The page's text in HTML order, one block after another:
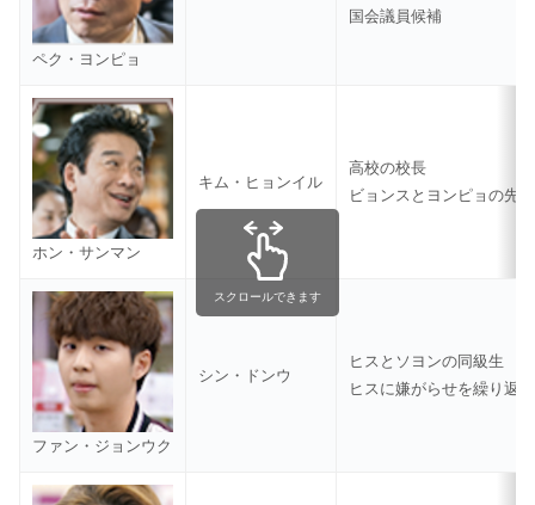
ペク・ヨンピョ
国会議員候補
ホン・サンマン
キム・ヒョンイル
高校の校長
ビョンスとヨンピョの先輩
ファン・ジョンウク
シン・ドンウ
ヒスとソヨンの同級生
ヒスに嫌がらせを繰り返
スクロールできます